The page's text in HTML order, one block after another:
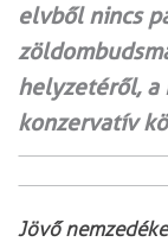
elvből nincs
helyzetéről, a
konzervatív
Jövő